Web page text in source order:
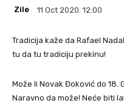
Zile 11 Oct 2020. 12:00
Tradicija kaže da Rafael
tu da tu tradiciju prekinu!
Može li Novak Đoković do 18.
Naravno da može! Neće biti